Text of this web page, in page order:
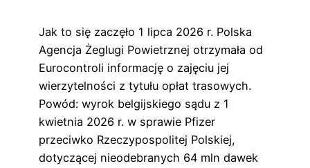
Jak to się zaczęło 1 lipca 2026 r. Polska
Agencja Żeglugi Powietrznej otrzymała od
Eurocontroli informację o zajęciu jej
wierzytelności z tytułu opłat trasowych.
Powód: wyrok belgijskiego sądu z 1
kwietnia 2026 r. w sprawie Pfizer
przeciwko Rzeczypospolitej Polskiej,
dotyczącej nieodebranych 64 mln dawek